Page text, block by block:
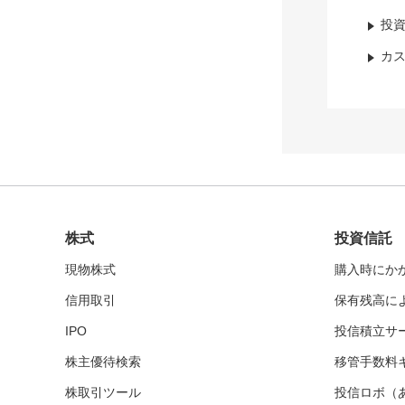
投
カ
株式
現物株式
信用取引
IPO
株主優待検索
株取引ツール
投資信託
購入時にか
保有残高に
投信積立サ
移管手数料
投信ロボ（